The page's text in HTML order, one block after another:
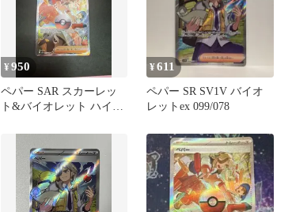
¥950
ペパー SAR スカーレッ
ト&バイオレット ハイク
レジ…
¥611
ペパー SR SV1V バイオ
レットex 099/078